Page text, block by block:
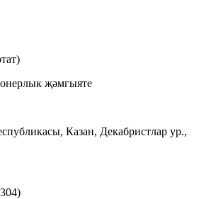
җәмгыяте
Казан, Декабристлар ур.,